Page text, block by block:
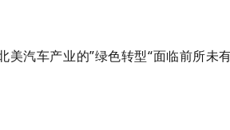
汽车产业的”绿色转型“面临前所未有